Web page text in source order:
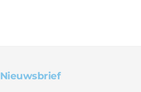
Nieuwsbrief